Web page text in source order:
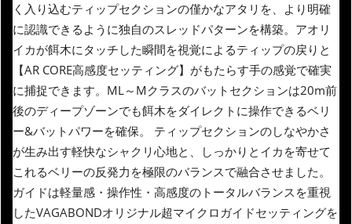
く入り込むティップセクションの僅かなアタリを、より明確
に認識できるように独自のスレッドパターンを構築。アオリ
イカが餌木にタッチした瞬間を視覚によるティップの戻りと
【AR CORE高感度セッティング】がもたらす手の感覚で確実
に捕捉できます。ML～Mクラスのバットセクションは20m前
後のディープゾーンでも餌木をダイレクトに操作できるベリ
ー&バットパワーを確保。 ティップセクションのしなやかさ
が生み出す軽快なシャクリ心地と、しっかりとイカを寄せて
これるベリーの反発力を極限のバランスで融合させました。
ガイドは軽量感・操作性・高感度のトータルバランスを重視
したVAGABONDオリジナル超マイクロガイドセッティングを